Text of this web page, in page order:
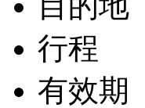
行程
有效期